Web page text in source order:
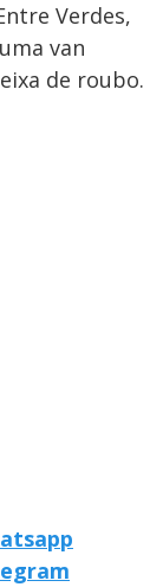
Verdes,
van
de roubo.